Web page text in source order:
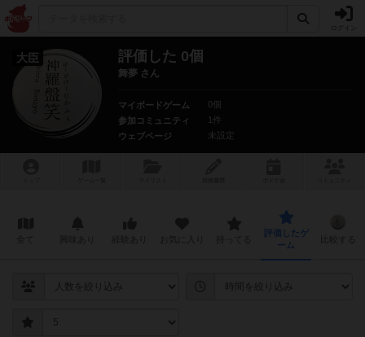
大臣 評価した 0個
舞夢 さん
マイボードゲーム
0個
参加コミュニティ
1件
ウェブページ
未設定
評価したゲ
ーム